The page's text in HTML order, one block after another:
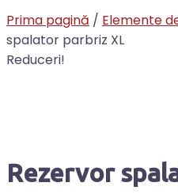
Prima pagină / Elemente
spalator parbriz XL
Reduceri!
Rezervor